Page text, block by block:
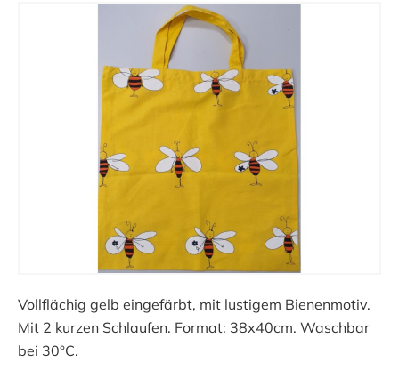
Vollflächig gelb eingefärbt, mit lustigem Bienenmotiv.
Mit 2 kurzen Schlaufen. Format: 38x40cm. Waschbar
bei 30°C.